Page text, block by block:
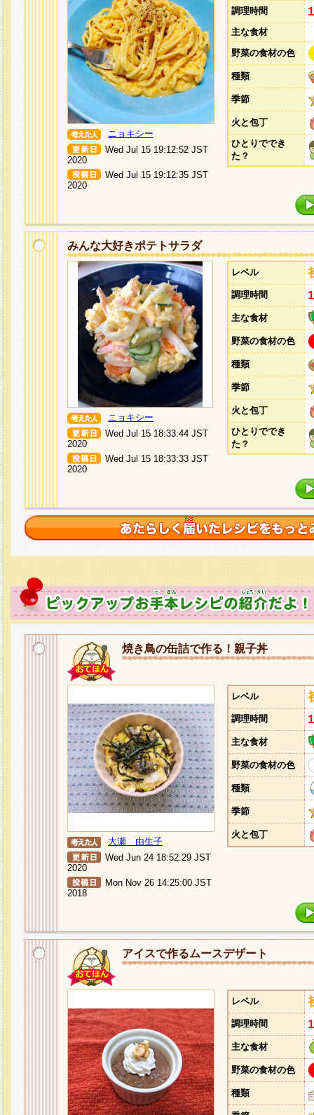
ニョキシー
Wed Jul 15 19:12:52 JST
2020
Wed Jul 15 19:12:35 JST
2020
調理時間
主な食材
野菜の食材の色
種類
季節
火と包丁
ひとりででき
た？
みんな大好きポテトサラダ
ニョキシー
Wed Jul 15 18:33:44 JST
2020
Wed Jul 15 18:33:33 JST
2020
レベル
調理時間
主な食材
野菜の食材の色
種類
季節
火と包丁
ひとりででき
た？
焼き鳥の缶詰で作る！親子丼
大瀬 由生子
Wed Jun 24 18:52:29 JST
2020
Mon Nov 26 14:25:00 JST
2018
レベル
調理時間
主な食材
野菜の食材の色
種類
季節
火と包丁
アイスで作るムースデザート
レベル
調理時間
主な食材
野菜の食材の色
種類